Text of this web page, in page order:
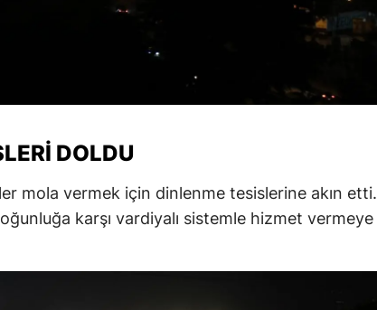
Mardin
Muğla
Nevşehir
DOLDU
mola vermek için dinlenme tesislerine akın etti.
karşı vardiyalı sistemle hizmet vermeye